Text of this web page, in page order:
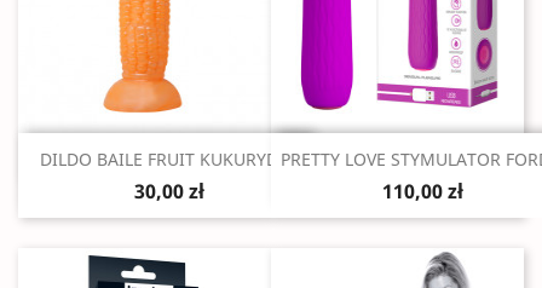
Szybki podgląd
DILDO BAILE FRUIT KUKURYDZA
30,00 zł
Szybki podgląd
PRETTY LOVE STYMULATOR
110,00 zł